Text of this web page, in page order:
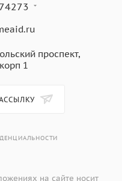
проспект,
1
на сайте носит